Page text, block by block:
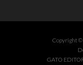
Copyright ©
GATO